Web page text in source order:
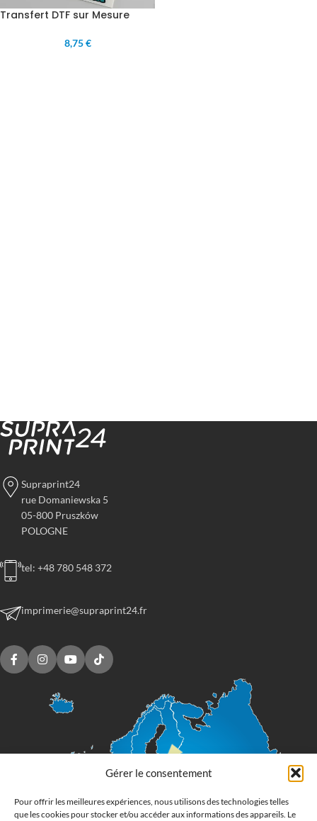
Gérer le consentement
Pour offrir les meilleures expériences, nous utilisons des technologies telles
que les cookies pour stocker et/ou accéder aux informations des appareils. Le
Transfert DTF sur Mesure
8,75 €
Supraprint24
rue Domaniewska 5
05-800 Pruszków
POLOGNE
tel: +48 780 548 372
imprimerie@supraprint24.fr